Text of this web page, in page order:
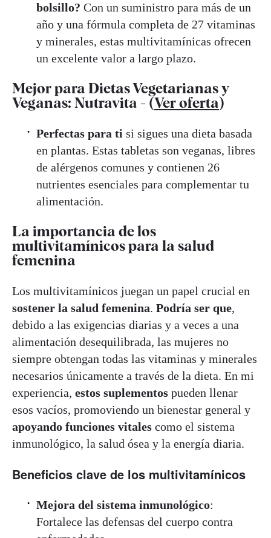
bolsillo? Con un suministro para más de un
año y una fórmula completa de 27 vitaminas
y minerales, estas multivitamínicas ofrecen
un excelente valor a largo plazo.
Mejor para Dietas Vegetarianas y
Veganas: Nutravita - (Ver oferta)
Perfectas para ti si sigues una dieta basada
en plantas. Estas tabletas son veganas, libres
de alérgenos comunes y contienen 26
nutrientes esenciales para complementar tu
alimentación.
La importancia de los
multivitamínicos para la salud
femenina
Los multivitamínicos juegan un papel crucial en
sostener la salud femenina. Podría ser que,
debido a las exigencias diarias y a veces a una
alimentación desequilibrada, las mujeres no
siempre obtengan todas las vitaminas y minerales
necesarios únicamente a través de la dieta. En mi
experiencia, estos suplementos pueden llenar
esos vacíos, promoviendo un bienestar general y
apoyando funciones vitales como el sistema
inmunológico, la salud ósea y la energía diaria.
Beneficios clave de los multivitamínicos
Mejora del sistema inmunológico:
Fortalece las defensas del cuerpo contra